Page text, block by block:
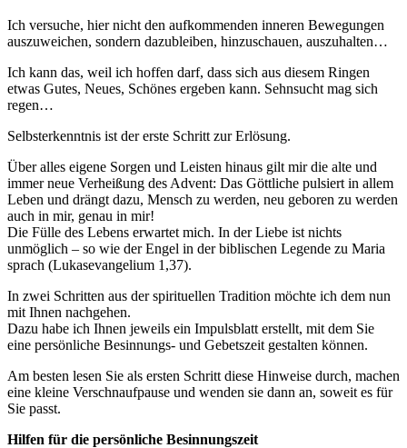
Ich versuche, hier nicht den aufkommenden inneren Bewegungen
auszuweichen, sondern dazubleiben, hinzuschauen, auszuhalten…
Ich kann das, weil ich hoffen darf, dass sich aus diesem Ringen
etwas Gutes, Neues, Schönes ergeben kann. Sehnsucht mag sich
regen…
Selbsterkenntnis ist der erste Schritt zur Erlösung.
Über alles eigene Sorgen und Leisten hinaus gilt mir die alte und
immer neue Verheißung des Advent: Das Göttliche pulsiert in allem
Leben und drängt dazu, Mensch zu werden, neu geboren zu werden
auch in mir, genau in mir!
Die Fülle des Lebens erwartet mich. In der Liebe ist nichts
unmöglich – so wie der Engel in der biblischen Legende zu Maria
sprach (Lukasevangelium 1,37).
In zwei Schritten aus der spirituellen Tradition möchte ich dem nun
mit Ihnen nachgehen.
Dazu habe ich Ihnen jeweils ein Impulsblatt erstellt, mit dem Sie
eine persönliche Besinnungs- und Gebetszeit gestalten können.
Am besten lesen Sie als ersten Schritt diese Hinweise durch, machen
eine kleine Verschnaufpause und wenden sie dann an, soweit es für
Sie passt.
Hilfen für die persönliche Besinnungszeit